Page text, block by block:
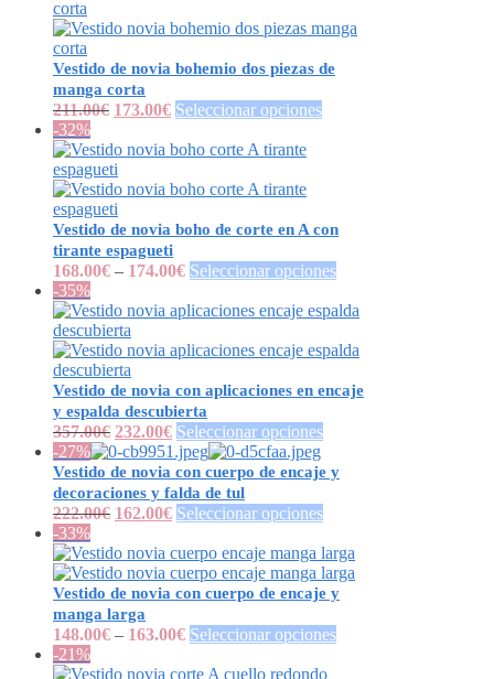
Vestido de novia bohemio dos piezas de
manga corta
211.00€ 173.00€ Seleccionar opciones
-32%
Vestido de novia boho de corte en A con
tirante espagueti
168.00€ – 174.00€ Seleccionar opciones
-35%
Vestido de novia con aplicaciones en encaje
y espalda descubierta
357.00€ 232.00€ Seleccionar opciones
-27%
Vestido de novia con cuerpo de encaje y
decoraciones y falda de tul
222.00€ 162.00€ Seleccionar opciones
-33%
Vestido de novia con cuerpo de encaje y
manga larga
148.00€ – 163.00€ Seleccionar opciones
-21%